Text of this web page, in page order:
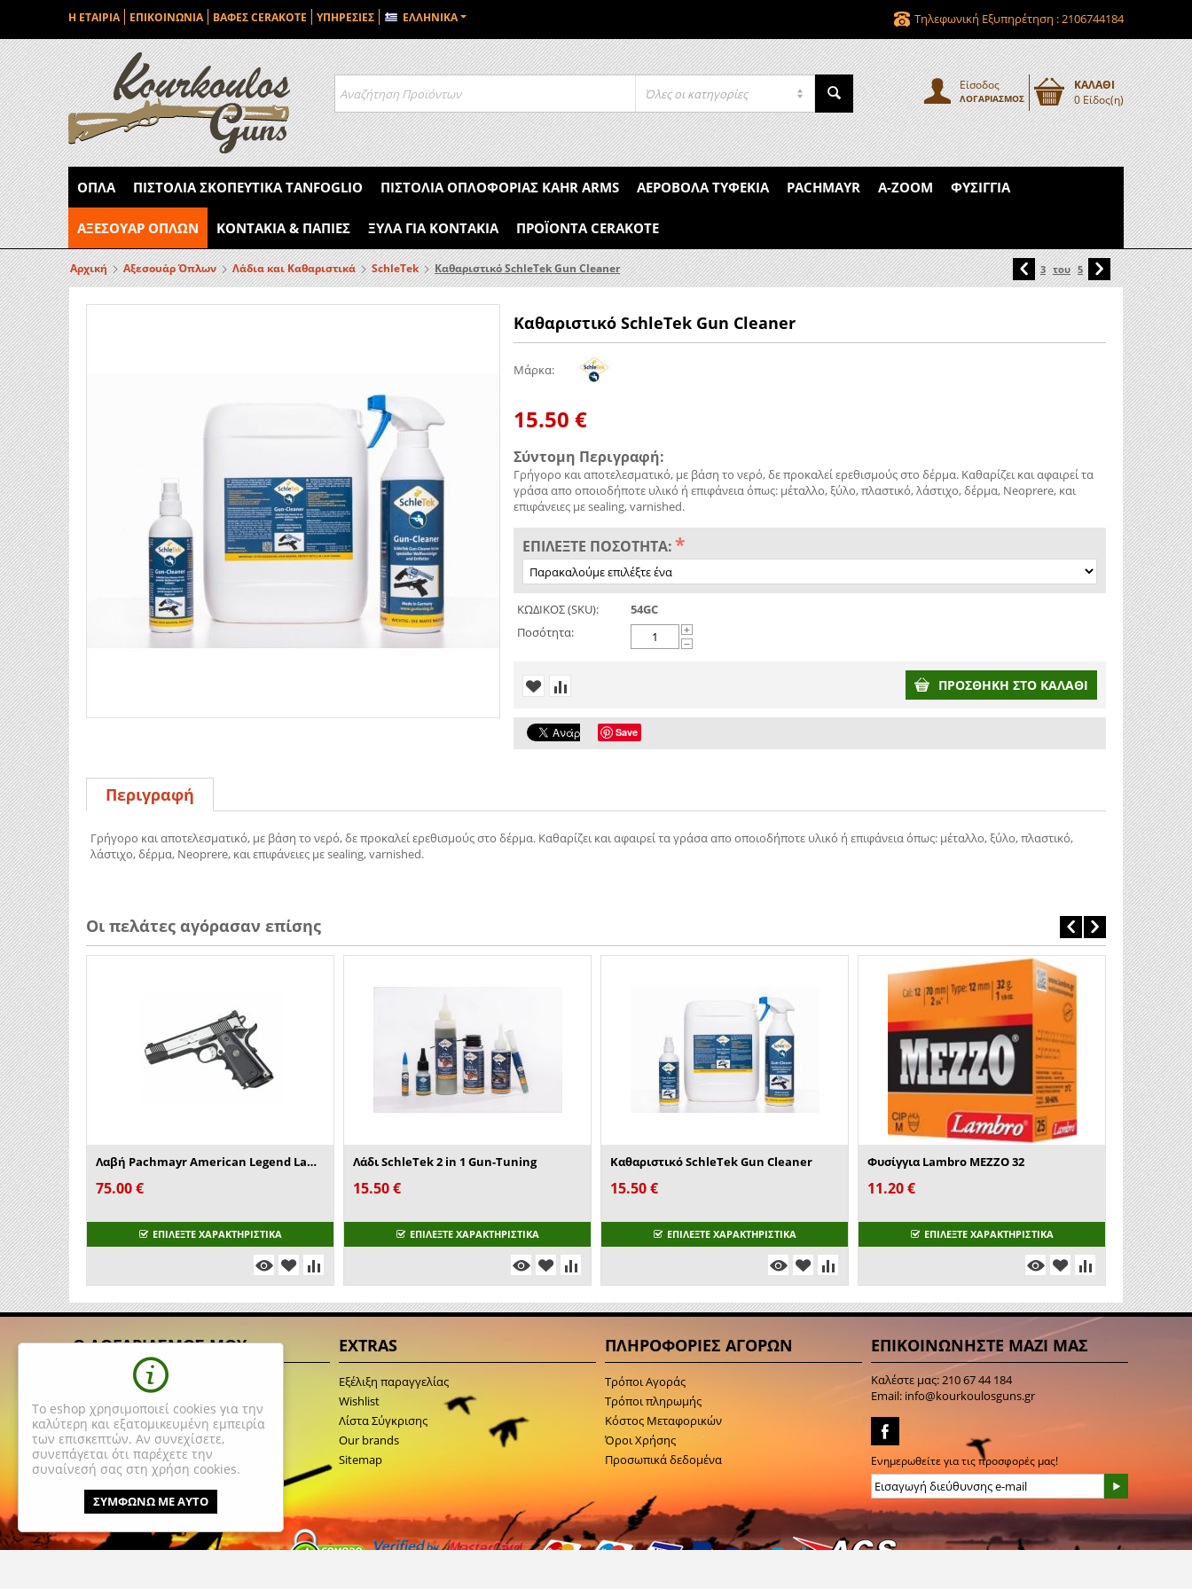
Το eshop χρησιμοποιεί cookies για την
καλύτερη και εξατομικευμένη εμπειρία
των επισκεπτών. Αν συνεχίσετε,
συνεπάγεται ότι παρέχετε την
συναίνεσή σας στη χρήση cookies.
ΣΥΜΦΩΝΩ ΜΕ ΑΥΤΟ
Η ΕΤΑΙΡΙΑ ΕΠΙΚΟΙΝΩΝΙΑ ΒΑΦΕΣ CERAKOTE ΥΠΗΡΕΣΙΕΣ ΕΛΛΗΝΙΚΆ Τηλεφωνική Εξυπηρέτηση : 2106744184
Όλες οι κατηγορίες
ΚΑΛΑΘΙ
0 Είδος(η)
Είσοδος
ΛΟΓΑΡΙΑΣΜΌΣ
ΌΠΛΑ ΠΙΣΤΌΛΙΑ ΣΚΟΠΕΥΤΙΚΆ TANFOGLIO ΠΙΣΤΌΛΙΑ ΟΠΛΟΦΟΡΊΑΣ KAHR ARMS ΑΕΡΟΒΌΛΑ ΤΥΦΈΚΙΑ PACHMAYR A-ZOOM ΦΥΣΊΓΓΙΑ
ΑΞΕΣΟΥΆΡ ΌΠΛΩΝ ΚΟΝΤΆΚΙΑ & ΠΆΠΙΕΣ ΞΎΛΑ ΓΙΑ ΚΟΝΤΆΚΙΑ ΠΡΟΪΌΝΤΑ CERAKOTE
Αρχική Αξεσουάρ Όπλων Λάδια και Καθαριστικά SchleTek Καθαριστικό SchleTek Gun Cleaner 3 του 5
Καθαριστικό SchleTek Gun Cleaner
Μάρκα:
15.50 €
Σύντομη Περιγραφή:
Γρήγορο και αποτελεσματικό, με βάση το νερό, δε προκαλεί ερεθισμούς στο δέρμα. Καθαρίζει και αφαιρεί τα
γράσα απο οποιοδήποτε υλικό ή επιφάνεια όπως: μέταλλο, ξύλο, πλαστικό, λάστιχο, δέρμα, Neoprere, και
επιφάνειες με sealing, varnished.
ΕΠΙΛΈΞΤΕ ΠΟΣΌΤΗΤΑ:
ΚΩΔΙΚΟΣ (SKU):
54GC
Ποσότητα:
+
−
ΠΡΟΣΘΉΚΗ ΣΤΟ ΚΑΛΆΘΙ
Save
Περιγραφή
Γρήγορο και αποτελεσματικό, με βάση το νερό, δε προκαλεί ερεθισμούς στο δέρμα. Καθαρίζει και αφαιρεί τα γράσα απο οποιοδήποτε υλικό ή επιφάνεια όπως: μέταλλο, ξύλο, πλαστικό,
λάστιχο, δέρμα, Neoprere, και επιφάνειες με sealing, varnished.
Οι πελάτες αγόρασαν επίσης
Λαβή Pachmayr American Legend Laminate Gr...
75.00€
ΕΠΙΛΕΞΤΕ ΧΑΡΑΚΤΗΡΙΣΤΙΚΑ
Λάδι SchleTek 2 in 1 Gun-Tuning
15.50€
ΕΠΙΛΕΞΤΕ ΧΑΡΑΚΤΗΡΙΣΤΙΚΑ
Καθαριστικό SchleTek Gun Cleaner
15.50€
ΕΠΙΛΕΞΤΕ ΧΑΡΑΚΤΗΡΙΣΤΙΚΑ
Φυσίγγια Lambro MEZZO 32
11.20€
ΕΠΙΛΕΞΤΕ ΧΑΡΑΚΤΗΡΙΣΤΙΚΑ
Πιστόλι
1,123.00€
Ο ΛΟΓΑΡΙΑΣΜΟΣ ΜΟΥ
Δημιουργία Λογαριασμού
Λίστα Αγαπημένων
Λίστα σύγκρισης
EXTRAS
Εξέλιξη παραγγελίας
Wishlist
Λίστα Σύγκρισης
Our brands
Sitemap
ΠΛΗΡΟΦΟΡΙΕΣ ΑΓΟΡΩΝ
Τρόποι Αγοράς
Τρόποι πληρωμής
Κόστος Μεταφορικών
Όροι Χρήσης
Προσωπικά δεδομένα
ΕΠΙΚΟΙΝΩΝΗΣΤΕ ΜΑΖΙ ΜΑΣ
Καλέστε μας: 210 67 44 184
Email: info@kourkoulosguns.gr
Ενημερωθείτε για τις προσφορές μας!